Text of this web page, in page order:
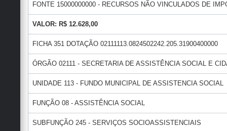
FONTE 15000000000 - RECURSOS NÃO VINCULADOS DE
VALOR: R$ 12.628,00
FICHA 351 DOTAÇÃO 02111113.0824502242.205.31900400000
ÓRGÃO 02111 - SECRETARIA DE ASSISTÊNCIA SOCIAL E
UNIDADE 113 - FUNDO MUNICIPAL DE ASSISTENCIA SOCIAL
FUNÇÃO 08 - ASSISTÊNCIA SOCIAL
SUBFUNÇÃO 245 - SERVIÇOS SOCIOASSISTENCIAIS